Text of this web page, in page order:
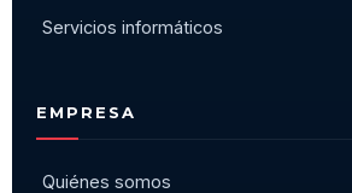
Servicios informáticos
EMPRESA
Quiénes somos